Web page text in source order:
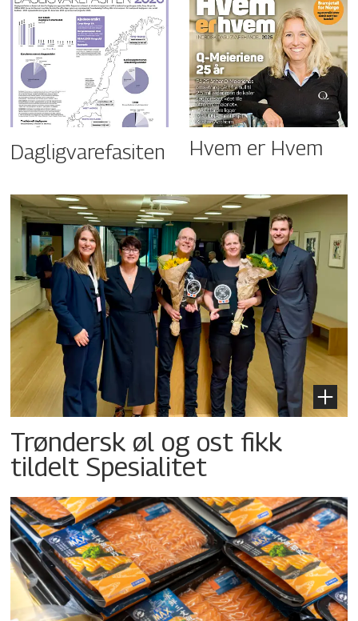
Dagligvarefasiten Hvem er Hvem
Trøndersk øl og ost fikk
tildelt Spesialitet